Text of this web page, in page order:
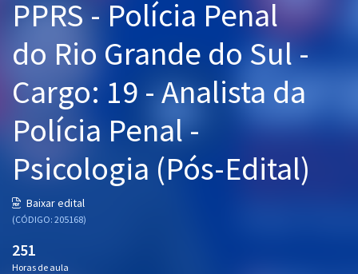
Pós
Graduação
OAB
Mentorias
Questões grátis
Conteúdo gratuito
PPRS - Polícia Penal
do Rio Grande do Sul -
Cargo: 19 - Analista da
Polícia Penal -
Psicologia (Pós-Edital)
Baixar edital
(CÓDIGO: 205168)
251
Horas de aula